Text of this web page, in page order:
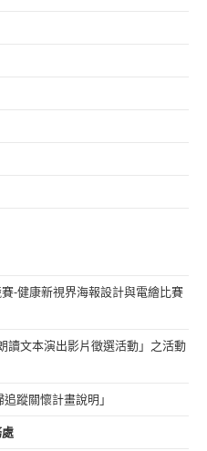
-健康新視界海報設計與電繪比賽
讀文本演出影片徵選活動」之活動
蹤關懷計畫說明」